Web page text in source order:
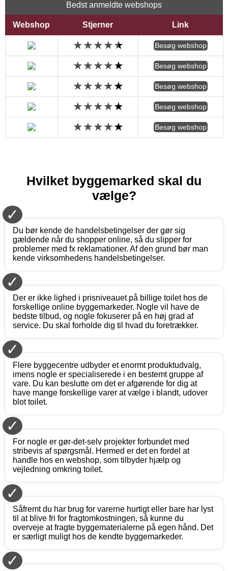
Bedst anmeldte webshops
Webshop Stjerner Link
Besøg webshop
Besøg webshop
Besøg webshop
Besøg webshop
Besøg webshop
Hvilket byggemarked skal du
vælge?
✓
Du bør kende de handelsbetingelser der gør sig
gældende når du shopper online, så du slipper for
problemer med fx reklamationer. Af den grund bør man
kende virksomhedens handelsbetingelser.
✓
Der er ikke lighed i prisniveauet på billige toilet hos de
forskellige online byggemarkeder. Nogle vil have de
bedste tilbud, og nogle fokuserer på en høj grad af
service. Du skal forholde dig til hvad du foretrækker.
✓
Flere byggecentre udbyder et enormt produktudvalg,
imens nogle er specialiserede i en bestemt gruppe af
vare. Du kan beslutte om det er afgørende for dig at
have mange forskellige varer at vælge i blandt, udover
blot toilet.
✓
For nogle er gør-det-selv projekter forbundet med
stribevis af spørgsmål. Hermed er det en fordel at
handle hos en webshop, som tilbyder hjælp og
vejledning omkring toilet.
✓
Såfremt du har brug for varerne hurtigt eller bare har lyst
til at blive fri for fragtomkostningen, så kunne du
overveje at fragte byggematerialerne på egen hånd. Det
er særligt muligt hos de kendte byggemarkeder.
✓